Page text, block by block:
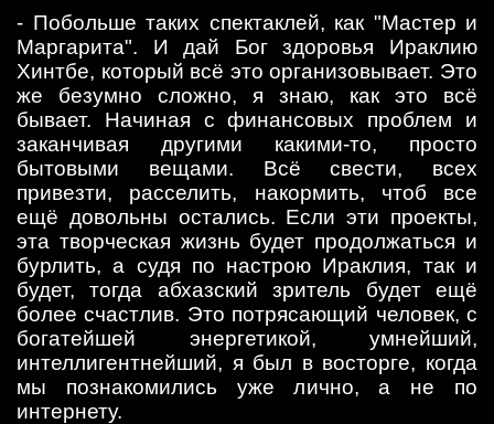
- Побольше таких спектаклей, как "Мастер и
Маргарита". И дай Бог здоровья Ираклию
Хинтбе, который всё это организовывает. Это
же безумно сложно, я знаю, как это всё
бывает. Начиная с финансовых проблем и
заканчивая другими какими-то, просто
бытовыми вещами. Всё свести, всех
привезти, расселить, накормить, чтоб все
ещё довольны остались. Если эти проекты,
эта творческая жизнь будет продолжаться и
бурлить, а судя по настрою Ираклия, так и
будет, тогда абхазский зритель будет ещё
более счастлив. Это потрясающий человек, с
богатейшей энергетикой, умнейший,
интеллигентнейший, я был в восторге, когда
мы познакомились уже лично, а не по
интернету.